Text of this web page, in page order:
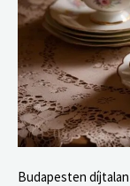
Budapesten